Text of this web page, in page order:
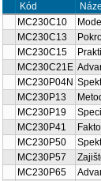
Kód
MC230C10
MC230C13
MC230C15
MC230C21E
MC230P04N
MC230P13
MC230P19
MC230P41
MC230P50
MC230P57
MC230P65